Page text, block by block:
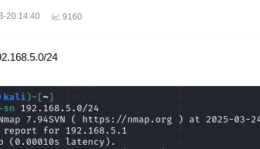
20 14:40 9160
24